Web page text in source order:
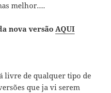
melhor….
nova versão AQUI
livre de qualquer tipo de
que ja vi serem